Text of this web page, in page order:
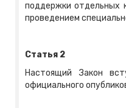
поддержки отдельных
проведением
Статья 2
Настоящий Закон
официального